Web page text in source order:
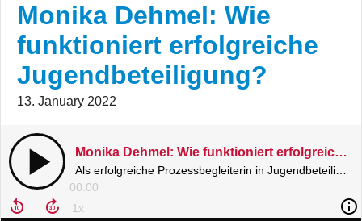
Monika Dehmel: Wie
funktioniert erfolgreiche
Jugendbeteiligung?
13. January 2022
Monika Dehmel: Wie funktioniert erfolgreiche Jugendbeteiligung?
00:00